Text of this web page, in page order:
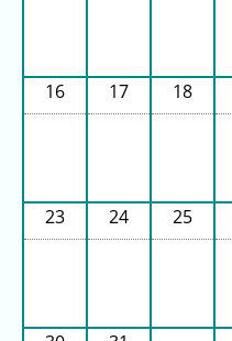
ン
キ
今
年
16 17 18
23 24 25